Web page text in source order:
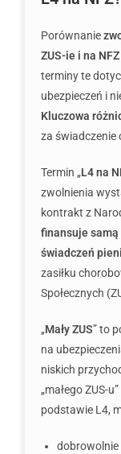
Porównanie
ZUS-ie i na NFZ
terminy te
ubezpieczeń i
Kluczowa
za świadczenie
Termin „L4 na
zwolnienia
kontrakt z
finansuje
świadczeń
zasiłku
Społecznych
„Mały ZUS” to
na
niskich
„małego ZUS-
podstawie L4,
dobrowolnie